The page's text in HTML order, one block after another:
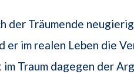
der Träumende
er im realen Leben die
Traum dagegen der